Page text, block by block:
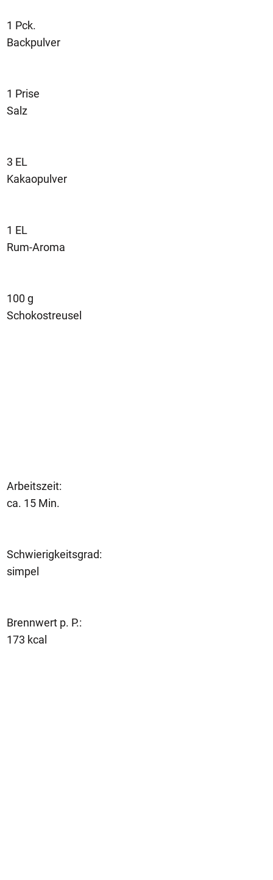
1 Pck.
Backpulver
1 Prise
Salz
3 EL
Kakaopulver
1 EL
Rum-Aroma
100 g
Schokostreusel
Arbeitszeit:
ca. 15 Min.
Schwierigkeitsgrad:
simpel
Brennwert p. P.:
173 kcal